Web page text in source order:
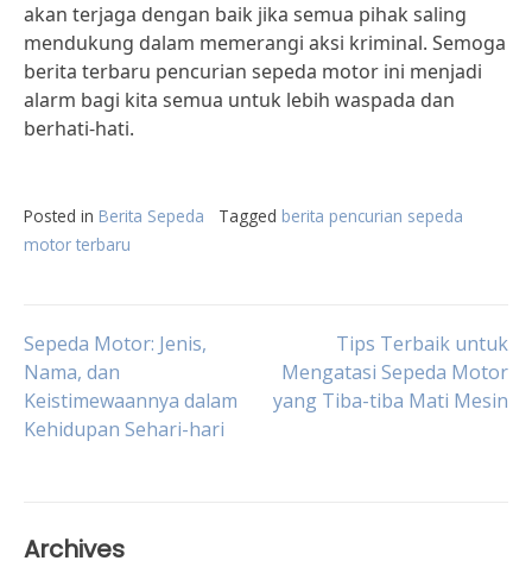
akan terjaga dengan baik jika semua pihak saling
mendukung dalam memerangi aksi kriminal. Semoga
berita terbaru pencurian sepeda motor ini menjadi
alarm bagi kita semua untuk lebih waspada dan
berhati-hati.
Posted in Berita Sepeda Tagged berita pencurian sepeda
motor terbaru
Post
navigation
Sepeda Motor: Jenis,
Nama, dan
Keistimewaannya dalam
Kehidupan Sehari-hari
Tips Terbaik untuk
Mengatasi Sepeda Motor
yang Tiba-tiba Mati Mesin
Archives